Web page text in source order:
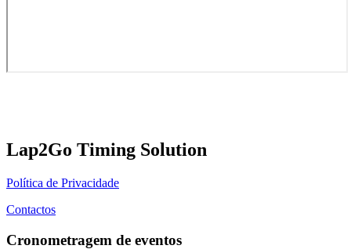
Lap2Go Timing Solution
Política de Privacidade
Contactos
Cronometragem de eventos